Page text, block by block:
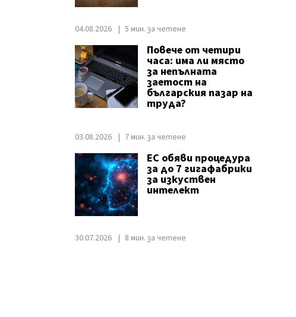
04.08.2026 5 мин. за четене
Повече от четири
часа: има ли място
за непълната
заетост на
българския пазар на
труда?
03.08.2026 7 мин. за четене
ЕС обяви процедура
за до 7 гигафабрики
за изкуствен
интелект
30.07.2026 8 мин. за четене